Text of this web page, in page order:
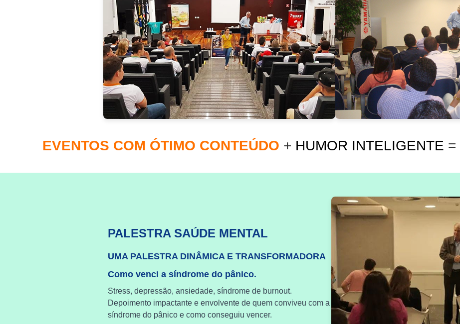
EVENTOS COM ÓTIMO CONTEÚDO + HUMOR INTELIGENTE =
PALESTRA SAÚDE MENTAL
UMA PALESTRA DINÂMICA E TRANSFORMADORA
Como venci a síndrome do pânico.
Stress, depressão, ansiedade, síndrome de burnout.
Depoimento impactante e envolvente de quem conviveu com a
síndrome do pânico e como conseguiu vencer.